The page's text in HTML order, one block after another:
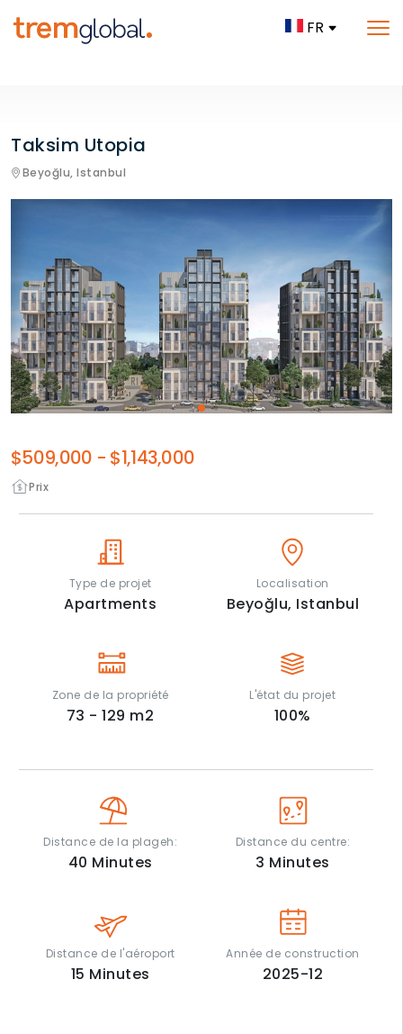
FR
Taksim Utopia
Beyoğlu, Istanbul
Prix
$509,000 - $1,143,000
Type de projet
Apartments
Localisation
Beyoğlu, Istanbul
Zone de la propriété
73 - 129 m2
L'état du projet
100%
Distance de la plageh:
40 Minutes
Distance du centre:
3 Minutes
Distance de l'aéroport
15 Minutes
Année de construction
2025-12